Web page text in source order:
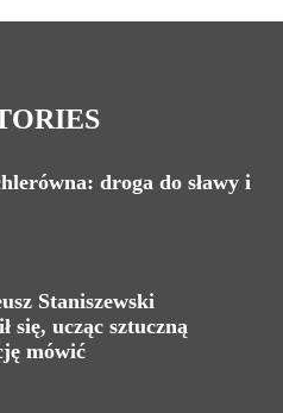
droga do sławy i
Staniszewski
się, ucząc sztuczną
mówić